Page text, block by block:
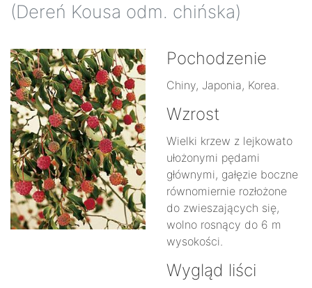
(Dereń Kousa odm. chińska)
Pochodzenie
Chiny, Japonia, Korea.
Wzrost
Wielki krzew z lejkowato
ułożonymi pędami
głównymi, gałęzie boczne
równomiernie rozłożone
do zwieszających się,
wolno rosnący do 6 m
wysokości.
Wygląd liści